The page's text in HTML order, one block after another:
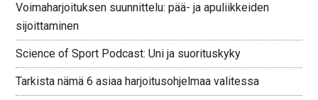
Voimaharjoituksen suunnittelu: pää- ja apuliikkeiden
sijoittaminen
Science of Sport Podcast: Uni ja suorituskyky
Tarkista nämä 6 asiaa harjoitusohjelmaa valitessa